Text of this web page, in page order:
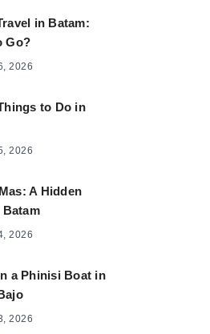
in Batam:
Go?
2026
to Do in
2026
A Hidden
2026
a Phinisi Boat in
2026